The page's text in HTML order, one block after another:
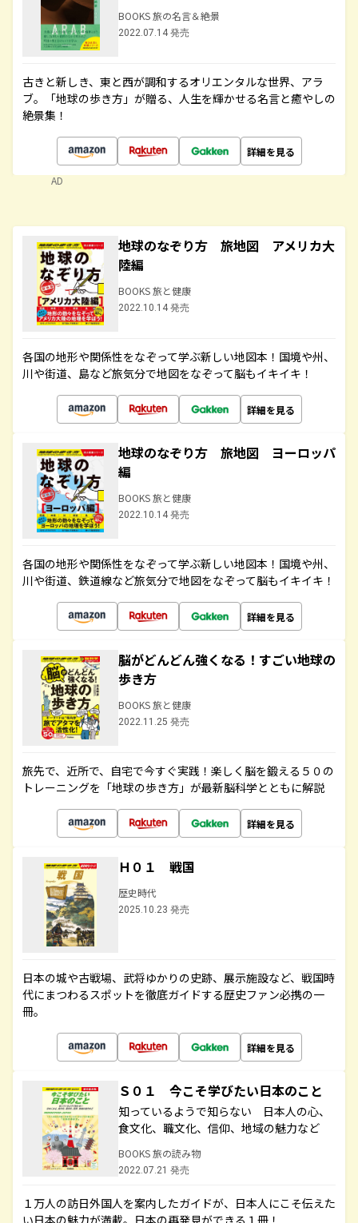
BOOKS 旅の名言＆絶景
2022.07.14 発売
古きと新しき、東と西が調和するオリエンタルな世界、アラ
ブ。「地球の歩き方」が贈る、人生を輝かせる名言と癒やしの
絶景集！
詳細を見る
AD
地球のなぞり方 旅地図 アメリカ大
陸編
BOOKS 旅と健康
2022.10.14 発売
各国の地形や関係性をなぞって学ぶ新しい地図本！国境や州、
川や街道、島など旅気分で地図をなぞって脳もイキイキ！
詳細を見る
地球のなぞり方 旅地図 ヨーロッパ
編
BOOKS 旅と健康
2022.10.14 発売
各国の地形や関係性をなぞって学ぶ新しい地図本！国境や州、
川や街道、鉄道線など旅気分で地図をなぞって脳もイキイキ！
詳細を見る
脳がどんどん強くなる！すごい地球の
歩き方
BOOKS 旅と健康
2022.11.25 発売
旅先で、近所で、自宅で今すぐ実践！楽しく脳を鍛える５０の
トレーニングを「地球の歩き方」が最新脳科学とともに解説
詳細を見る
Ｈ０１ 戦国
歴史時代
2025.10.23 発売
日本の城や古戦場、武将ゆかりの史跡、展示施設など、戦国時
代にまつわるスポットを徹底ガイドする歴史ファン必携の一
冊。
詳細を見る
Ｓ０１ 今こそ学びたい日本のこと
知っているようで知らない 日本人の心、
食文化、職文化、信仰、地域の魅力など
BOOKS 旅の読み物
2022.07.21 発売
１万人の訪日外国人を案内したガイドが、日本人にこそ伝えた
い日本の魅力が満載。日本の再発見ができる１冊！